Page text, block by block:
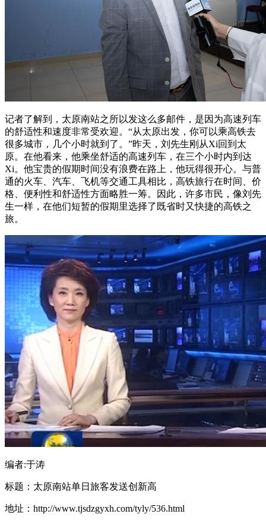
记者了解到，太原南站之所以发这么多邮件，是因为高速列车
的舒适性和速度非常受欢迎。“从太原出发，你可以乘高铁去
很多城市，几个小时就到了。”昨天，刘先生刚从Xi回到太
原。在他看来，他乘坐舒适的高速列车，在三个小时内到达
Xi。他宝贵的假期时间没有浪费在路上，他玩得很开心。与普
通的火车、汽车、飞机等交通工具相比，高铁旅行在时间、价
格、便利性和舒适性方面略胜一筹。因此，许多市民，像刘先
生一样，在他们短暂的假期里选择了既省时又快捷的高铁之
旅。
编者:于涛
标题：太原南站单日旅客发送创新高
地址：http://www.tjsdzgyxh.com/tyly/536.html